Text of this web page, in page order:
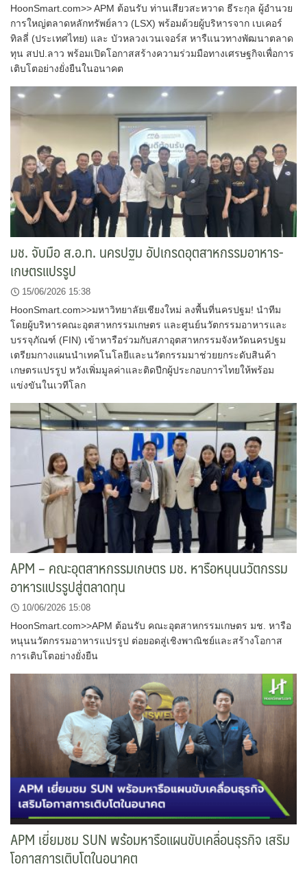
HoonSmart.com>> APM ต้อนรับ ท่านเสียวสะหวาด ธีระกุล ผู้อำนวย
การใหญ่ตลาดหลักทรัพย์ลาว (LSX) พร้อมด้วยผู้บริหารจาก เบเคอร์
ทิลลี่ (ประเทศไทย) และ บัวหลวงเวนเจอร์ส หารืแนวทางพัฒนาตลาด
ทุน สปป.ลาว พร้อมเปิดโอกาสสร้างความร่วมมือทางเศรษฐกิจเพื่อการ
เติบโตอย่างยั่งยืนในอนาคต
มช. จับมือ ส.อ.ท. นครปฐม อัปเกรดอุตสาหกรรมอาหาร-
เกษตรแปรรูป
15/06/2026 15:38
HoonSmart.com>>มหาวิทยาลัยเชียงใหม่ ลงพื้นที่นครปฐม! นำทีม
โดยผู้บริหารคณะอุตสาหกรรมเกษตร และศูนย์นวัตกรรมอาหารและ
บรรจุภัณฑ์ (FIN) เข้าหารือร่วมกับสภาอุตสาหกรรมจังหวัดนครปฐม
เตรียมกางแผนนำเทคโนโลยีและนวัตกรรมมาช่วยยกระดับสินค้า
เกษตรแปรรูป หวังเพิ่มมูลค่าและติดปีกผู้ประกอบการไทยให้พร้อม
แข่งขันในเวทีโลก
APM – คณะอุตสาหกรรมเกษตร มช. หารือหนุนนวัตกรรม
อาหารแปรรูปสู่ตลาดทุน
10/06/2026 15:08
HoonSmart.com>>APM ต้อนรับ คณะอุตสาหกรรมเกษตร มช. หารือ
หนุนนวัตกรรมอาหารแปรรูป ต่อยอดสู่เชิงพาณิชย์และสร้างโอกาส
การเติบโตอย่างยั่งยืน
APM เยี่ยมชม SUN พร้อมหารือแผนขับเคลื่อนธุรกิจ เสริม
โอกาสการเติบโตในอนาคต